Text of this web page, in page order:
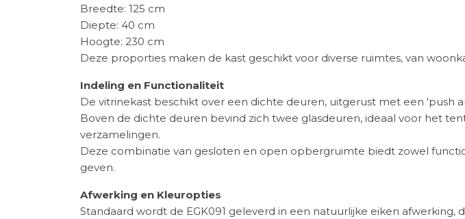
Breedte: 125 cm
Diepte: 40 cm
Hoogte: 230 cm
Deze proporties maken de kast geschikt voor diverse ruimtes, van
Indeling en Functionaliteit
De vitrinekast beschikt over een dichte deuren, uitgerust met een 'push
Boven de dichte deuren bevind zich twee glasdeuren, ideaal voor het
verzamelingen.
Deze combinatie van gesloten en open opbergruimte biedt zowel
geven.
Afwerking en Kleuropties
Standaard wordt de EGK091 geleverd in een natuurlijke eiken